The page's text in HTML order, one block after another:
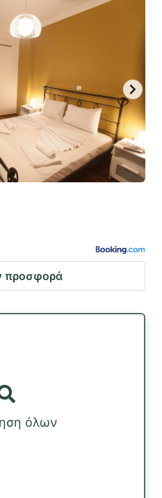
προσφορά
όλων